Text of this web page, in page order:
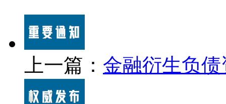
上一篇： 金融衍生负